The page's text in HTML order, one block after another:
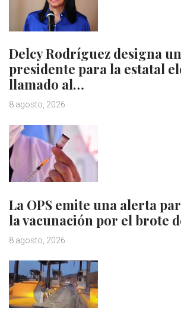
Delcy Rodríguez designa
presidente para la estatal
llamado al…
8 agosto, 2026
La OPS emite una alerta
la vacunación por el brote
8 agosto, 2026